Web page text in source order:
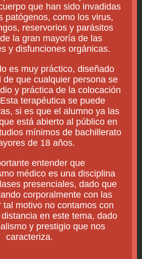
que han sido invadidas
patógenos, como los virus,
reservorios y parásitos
la gran mayoría de las
y disfunciones orgánicas.
es muy práctico, diseñado
de que cualquier persona se
y práctica de la colocación
terapéutica se puede
si es que el alumno ya las
está abierto al público en
mínimos de bachillerato
de 18 años.
entender que
médico es una disciplina
presenciales, dado que
corporalmente con las
tal motivo no contamos con
en este tema, dado
y prestigio que nos
caracteriza.